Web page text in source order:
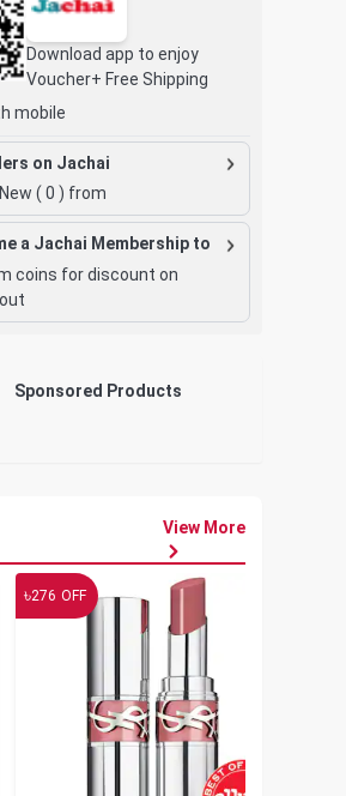
Download app to enjoy
Voucher+ Free Shipping
mobile
on Jachai
( 0 ) from
a Jachai Membership to
coins for discount on
Sponsored Products
View More
৳276 OFF